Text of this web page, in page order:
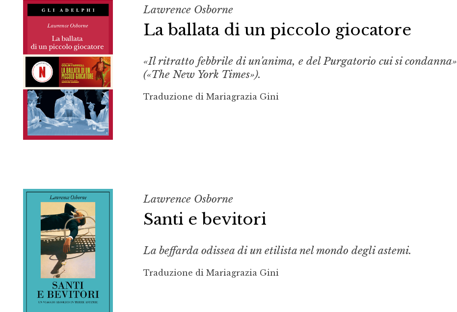
Lawrence Osborne
La ballata di un piccolo giocatore
«Il ritratto febbrile di un’anima, e del Purgatorio cui si condanna»
(«The New York Times»).
Traduzione di Mariagrazia Gini
Lawrence Osborne
Santi e bevitori
La beffarda odissea di un etilista nel mondo degli astemi.
Traduzione di Mariagrazia Gini